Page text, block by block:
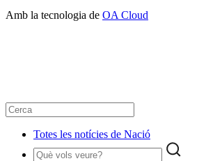
Amb la tecnologia de OA Cloud
Totes les notícies de Nació